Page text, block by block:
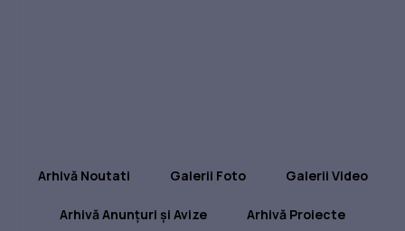
Arhivă Noutati Galerii Foto Galerii Video
Arhivă Anunțuri și Avize Arhivă Proiecte